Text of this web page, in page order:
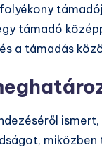
támadó
a támadás